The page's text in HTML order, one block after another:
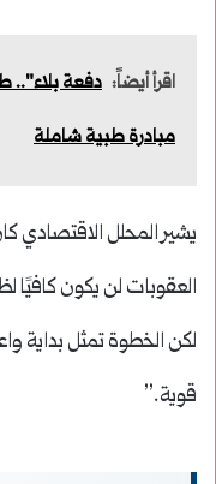
اقرأ أيضاً:
مبادرة طبية شاملة
يشير المحلل
العقوبات لن يكون كافيًا
لكن الخطوة تمثل بداية
قوية.”